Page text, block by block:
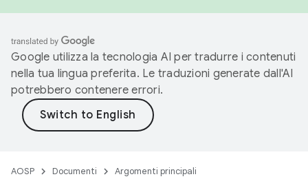
Google utilizza la tecnologia AI per tradurre i contenuti
nella tua lingua preferita. Le traduzioni generate dall'AI
potrebbero contenere errori.
AOSP Documenti Argomenti principali